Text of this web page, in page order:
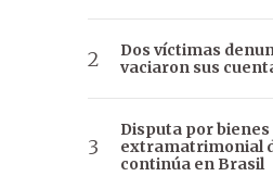
Dos víctimas
vaciaron sus
Disputa por bienes
extramatrimonial
continúa en Brasil